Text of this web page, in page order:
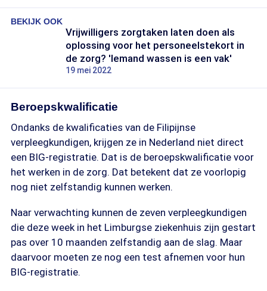
BEKIJK OOK
Vrijwilligers zorgtaken laten doen als
oplossing voor het personeelstekort in
de zorg? 'Iemand wassen is een vak'
19 mei 2022
Beroepskwalificatie
Ondanks de kwalificaties van de Filipijnse
verpleegkundigen, krijgen ze in Nederland niet direct
een BIG-registratie. Dat is de beroepskwalificatie voor
het werken in de zorg. Dat betekent dat ze voorlopig
nog niet zelfstandig kunnen werken.
Naar verwachting kunnen de zeven verpleegkundigen
die deze week in het Limburgse ziekenhuis zijn gestart
pas over 10 maanden zelfstandig aan de slag. Maar
daarvoor moeten ze nog een test afnemen voor hun
BIG-registratie.